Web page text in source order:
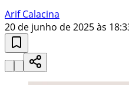
Arif Calacina
20 de junho de 2025 às